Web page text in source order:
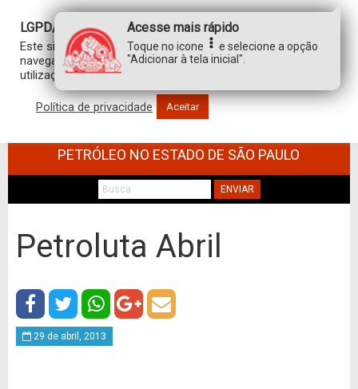
SINDICATO DOS TRABALHADORES NO
PETRÓLEO NO ESTADO DE SÃO PAULO
ENVIAR
Petroluta Abril
29 de abril, 2013
LGPD/GDPR
Este site usa cookies para personalizar sua experiência de
navegação. Ao clicar em “aceitar”, você concorda com a
utilização de TODOS os cookies.
Política de privacidade Aceitar
Acesse mais rápido
Toque no icone
e selecione a opção
"Adicionar à tela inicial".